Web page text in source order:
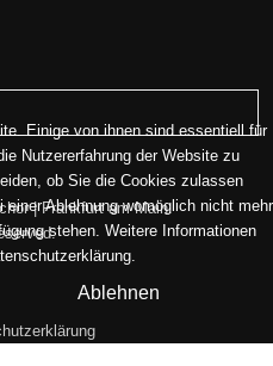
| Frankfurt am Main.
Einige von ihnen sind essentiell für
Nutzererfahrung der Website zu
ob Sie die Cookies zulassen
Ablehnung womöglich nicht mehr
stehen. Weitere Informationen
Ablehnen